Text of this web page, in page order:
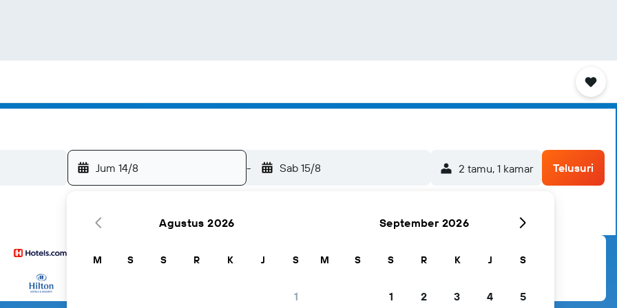
Jum 14/8 - Sab 15/8 2 tamu, 1 kamar Telusuri
Agustus 2026
M S S R K J S
1
September 2026
M S S R K J S
1 2 3 4 5